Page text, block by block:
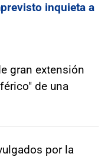
inquieta a
gran extensión
de una
por la